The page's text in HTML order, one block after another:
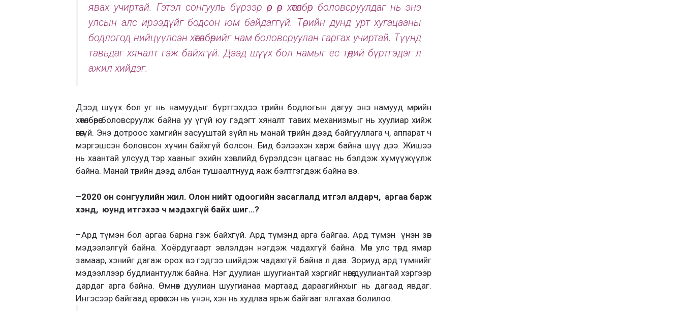
явах учиртай. Гэтэл сонгууль бүрээр өөр өөр хөтөлбөр боловсруулдаг нь энэ
улсын алс ирээдүйг бодсон юм байдаггүй. Төрийн дунд урт хугацааны
бодлогод нийцүүлсэн хөтөлбөрийг нам боловсруулан гаргах учиртай. Түүнд
тавьдаг хяналт гэж байхгүй. Дээд шүүх бол намыг ёс төдий бүртгэдэг л
ажил хийдэг.
Дээд шүүх бол уг нь намуудыг бүртгэхдээ төрийн бодлогын дагуу энэ намууд мөрийн
хөтөлбөрөө боловсруулж байна уу үгүй юу гэдэгт хяналт тавих механизмыг нь хуулиар хийж
өгөөгүй. Энэ дотроос хамгийн засууштай зүйл нь манай төрийн дээд байгууллага ч, аппарат ч
мэргэшсэн боловсон хүчин байхгүй болсон. Бид бэлээхэн харж байна шүү дээ. Жишээ
нь хаантай улсууд тэр хааныг эхийн хэвлийд бүрэлдсэн цагаас нь бэлдэж хүмүүжүүлж
байна. Манай төрийн дээд албан тушаалтнууд яаж бэлтгэгдэж байна вэ.
–2020 он сонгуулийн жил. Олон нийт одоогийн засаглалд итгэл алдарч, аргаа барж
хэнд, юунд итгэхээ ч мэдэхгүй байх шиг…?
–Ард түмэн бол аргаа барна гэж байхгүй. Ард түмэнд арга байгаа. Ард түмэн үнэн зөв
мэдээлэлгүй байна. Хоёрдугаарт эвлэлдэн нэгдэж чадахгүй байна. Мөн улс төрд ямар
замаар, хэнийг дагаж орох вэ гэдгээ шийдэж чадахгүй байна л даа. Зориуд ард түмнийг
мэдээллээр будлиантуулж байна. Нэг дуулиан шуугиантай хэргийг нөгөө дуулиантай хэргээр
дардаг арга байна. Өмнөх дуулиан шуугианаа мартаад дараагийнхыг нь дагаад явдаг.
Ингэсээр байгаад ерөөсөө хэн нь үнэн, хэн нь худлаа ярьж байгааг ялгахаа болилоо.